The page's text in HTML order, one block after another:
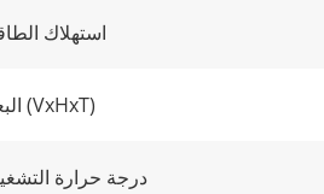
استهلاك
البعد (VxHxT)
درجة حرارة